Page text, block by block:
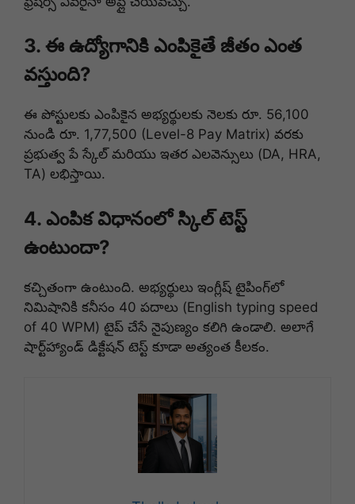
3. ఈ ఉద్యోగానికి ఎంపికైతే జీతం ఎంత
వస్తుంది?
ఈ పోస్టులకు ఎంపికైన అభ్యర్థులకు నెలకు రూ. 56,100
నుండి రూ. 1,77,500 (Level-8 Pay Matrix) వరకు
ప్రభుత్వ పే స్కేల్ మరియు ఇతర ఎలవెన్సులు (DA, HRA,
TA) లభిస్తాయి.
4. ఎంపిక విధానంలో స్కిల్ టెస్ట్
ఉంటుందా?
కచ్చితంగా ఉంటుంది. అభ్యర్థులు ఇంగ్లీష్ టైపింగ్‌లో
నిమిషానికి కనీసం 40 పదాలు (English typing speed
of 40 WPM) టైప్ చేసే నైపుణ్యం కలిగి ఉండాలి. అలాగే
షార్ట్‌హ్యాండ్ డిక్టేషన్ టెస్ట్ కూడా అత్యంత కీలకం.